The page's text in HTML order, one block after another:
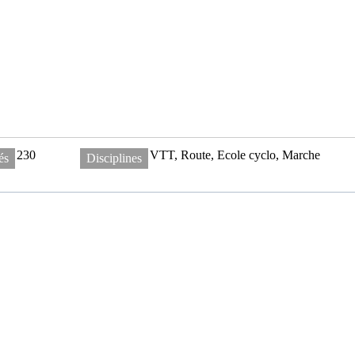
230 Disciplines VTT, Route, Ecole cyclo, Marche